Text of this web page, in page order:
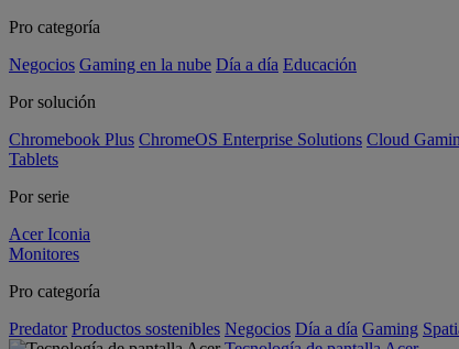
Pro categoría
Negocios Gaming en la nube Día a día Educación
Por solución
Chromebook Plus ChromeOS Enterprise Solutions Cloud
Tablets
Por serie
Acer Iconia
Monitores
Pro categoría
Predator Productos sostenibles Negocios Día a día Gaming